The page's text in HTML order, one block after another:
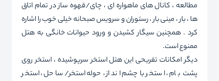
مطالعه ، کانال های ماهواره ای ، چای/قهوه ساز در تمام اتاق
ها ، بار ، مینی بار ، رستوران و سرویس صبحانه خیلی خوب را اشاره
کرد . همچنین سیگار کشیدن و ورود حیوانات خانگی به هتل
ممنوع است.
دیگر امکانات تفریحی این هتل استخر سرپوشیده ، استخر روی
پشت بام ، استخر با چشم انداز ، حوله استخر/ساحل ، استخر